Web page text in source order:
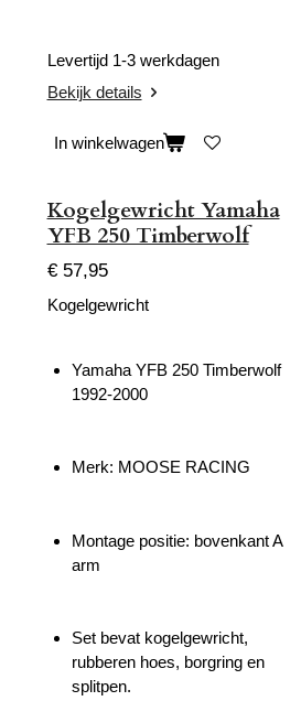
Levertijd 1-3 werkdagen
Bekijk details
In winkelwagen
Kogelgewricht Yamaha
YFB 250 Timberwolf
€ 57,95
Kogelgewricht
Yamaha YFB 250 Timberwolf
1992-2000
Merk: MOOSE RACING
Montage positie: bovenkant A
arm
Set bevat kogelgewricht,
rubberen hoes, borgring en
splitpen.